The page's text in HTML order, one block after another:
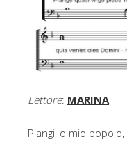
Lettore: MARINA
Piangi, o mio